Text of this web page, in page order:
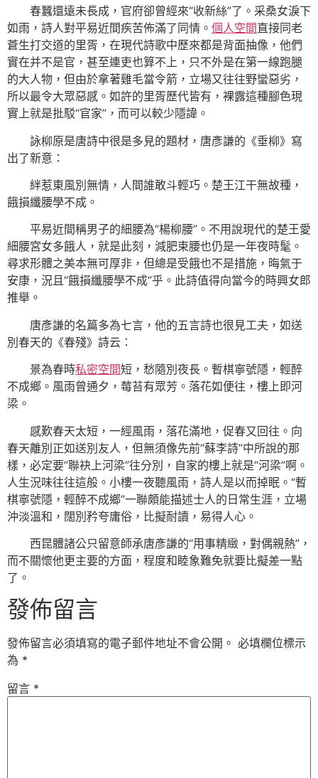
春蠶還遠未長成，官府卻曾經來“收新絲”了。采桑女淚下
如雨，詩人對平易近間疾苦佈滿了同情。 個人空間直接同老
蒼生打交道的里胥，在現代詩歌中歷來都是背面抽像，他們
實在并不是官，甚至連吏也算不上，只不外是在第一線跑腿
的大人物，但由於拿著雞毛當令箭，立場又往往野蠻惡劣，
所以最令大眾惡感。如許的里胥歷代皆有，裸露這種腳色現
實上就是批駁“官家”，而可以較少隱諱。
詠柳原是唐詩中很是多見的題材，唐彥謙的《垂柳》寫
出了新意：
絆惹東風別無情，人間誰敢斗輕巧。楚王江干無故種，
餓損纖腰學不成。
平易近間稱男子的細腰為“楊柳腰”。不用說現代的楚王愛
細腰宮女多餓人，就是此刻，減肥束腰也仍是一年夜時髦。
尋求形體之美本無可厚非，但總是受餓也不是措施，晦氣于
安康，況且“餓損纖腰學不成”乎。此詩值得向當今的時興女郎
推舉。
唐彥謙的名篇多為七言，他的五言詩也很見工夫，如送
別春天的《春殘》詩云：
景為春時私密空間短，愁隨別夜長。暫棋寧號隱，輕醉
不成鄉。風雨曾通夕，莓苔有眾芳。落花如便往，樓上即河
梁。
感歎春天太短，一經風雨，落花滿地，促春又回往。向
春天離別正如送別友人，但無須像先前“蘇李詩”中所說的那
樣，必定要“聯袂上河梁”往分別，自家的樓上就是“河梁”啊。
人生況味往往這般。小樓一夜聽風雨，詩人是以而掉眠。“暫
棋寧號隱，輕醉不成鄉”一聯頗能描述士人的日常生涯，立場
沖淡溫和，闊別矜夸庸俗，比擬耐讀，易得人心。
西昆體諸公只留意師承唐彥謙的“用事精緻，對偶親熱”，
而不關懷他更主要的方面，程度和睦象難免就要比擬差一點
了。
發佈留言
發佈留言必須填寫的電子郵件地址不會公開。 必填欄位標示
為 *
留言 *